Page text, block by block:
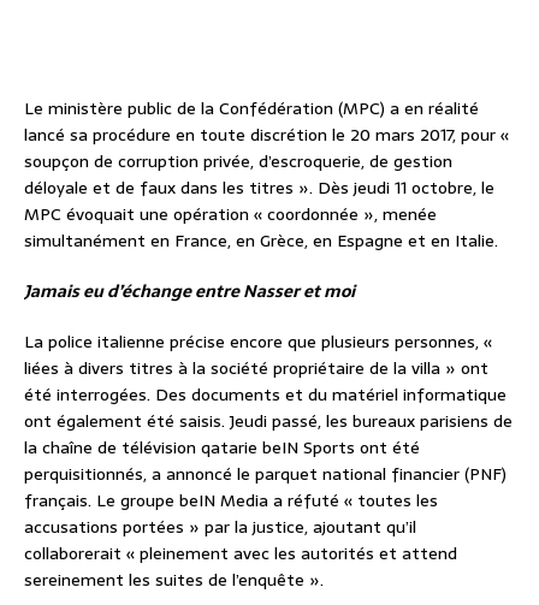
Le ministère public de la Confédération (MPC) a en réalité
lancé sa procédure en toute discrétion le 20 mars 2017, pour «
soupçon de corruption privée, d’escroquerie, de gestion
déloyale et de faux dans les titres ». Dès jeudi 11 octobre, le
MPC évoquait une opération « coordonnée », menée
simultanément en France, en Grèce, en Espagne et en Italie.
Jamais eu d’échange entre Nasser et moi
La police italienne précise encore que plusieurs personnes, «
liées à divers titres à la société propriétaire de la villa » ont
été interrogées. Des documents et du matériel informatique
ont également été saisis. Jeudi passé, les bureaux parisiens de
la chaîne de télévision qatarie beIN Sports ont été
perquisitionnés, a annoncé le parquet national financier (PNF)
français. Le groupe beIN Media a réfuté « toutes les
accusations portées » par la justice, ajoutant qu’il
collaborerait « pleinement avec les autorités et attend
sereinement les suites de l’enquête ».